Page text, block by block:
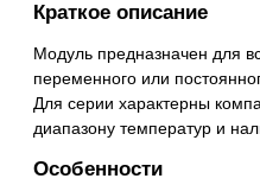
Краткое описание
Модуль предназначен для
переменного или
Для серии характерны
диапазону температур и
Особенности